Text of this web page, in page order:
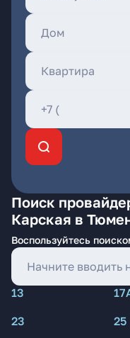
Поиск
Карская в
Воспользуйтесь
13
23
25